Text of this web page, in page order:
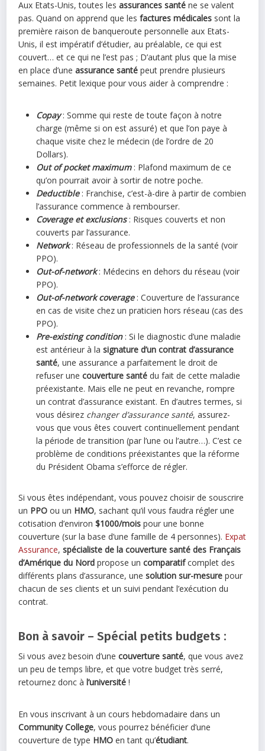
Aux Etats-Unis, toutes lesassurances santé ne se valent
pas. Quand on apprend que lesfactures médicales sont la
première raison de banqueroute personnelle aux Etats-
Unis, il est impératif d’étudier, au préalable, ce qui est
couvert… et ce qui ne l’est pas ; D’autant plus que la mise
en place d’uneassurance santé peut prendre plusieurs
semaines. Petit lexique pour vous aider à comprendre :
Copay: Somme qui reste de toute façon à notre
charge (même si on est assuré) et que l’on paye à
chaque visite chez le médecin (de l’ordre de 20
Dollars).
Out of pocket maximum: Plafond maximum de ce
qu’on pourrait avoir à sortir de notre poche.
Deductible : Franchise, c’est-à-dire à partir de combien
l’assurance commence à rembourser.
Coverage et exclusions : Risques couverts et non
couverts par l’assurance.
Network : Réseau de professionnels de la santé (voir
PPO).
Out-of-network: Médecins en dehors du réseau (voir
PPO).
Out-of-network coverage : Couverture de l’assurance
en cas de visite chez un praticien hors réseau (cas des
PPO).
Pre-existing condition : Si le diagnostic d’une maladie
est antérieur à lasignature d’un contrat d’assurance
santé, une assurance a parfaitement le droit de
refuser unecouverture santé du fait de cette maladie
préexistante. Mais elle ne peut en revanche, rompre
un contrat d’assurance existant. En d’autres termes, si
vous désirez changer d’assurance santé, assurez-
vous que vous êtes couvert continuellement pendant
la période de transition (par l’une ou l’autre…). C’est ce
problème de conditions préexistantes que la réforme
du Président Obama s’efforce de régler.
Si vous êtes indépendant, vous pouvez choisir de souscrire
un PPO ou un HMO, sachant qu’il vous faudra régler une
cotisation d’environ$1000/mois pour une bonne
couverture (sur la base d’une famille de 4 personnes). Expat
Assurance,spécialiste de la couverture santé des Français
d’Amérique du Nord propose uncomparatifcomplet des
différents plans d’assurance, unesolution sur-mesure pour
chacun de ses clients et un suivi pendant l’exécution du
contrat.
Bon à savoir – Spécial petits budgets :
Si vous avez besoin d’unecouverture santé, que vous avez
un peu de temps libre, et que votre budget très serré,
retournez donc àl’université !
En vous inscrivant à un cours hebdomadaire dans un
Community College, vous pourrez bénéficier d’une
couverture de type HMO en tant qu’étudiant.